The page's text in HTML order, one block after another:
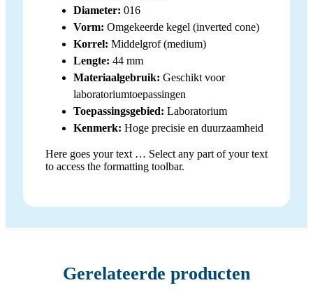
Diameter: 016
Vorm: Omgekeerde kegel (inverted cone)
Korrel: Middelgrof (medium)
Lengte: 44 mm
Materiaalgebruik: Geschikt voor
laboratoriumtoepassingen
Toepassingsgebied: Laboratorium
Kenmerk: Hoge precisie en duurzaamheid
Here goes your text … Select any part of your text
to access the formatting toolbar.
Gerelateerde producten